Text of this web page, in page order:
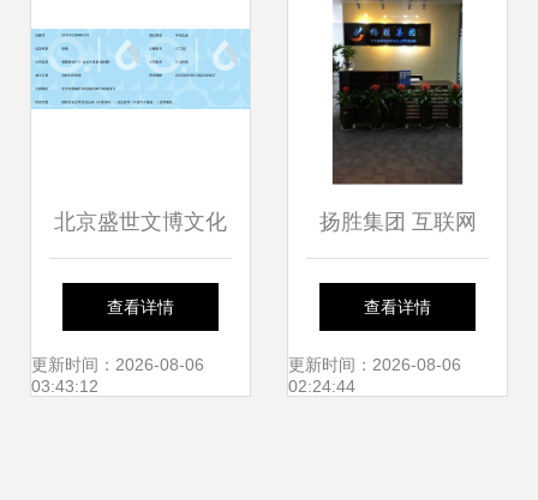
息技术咨询服务引
关注
北京盛世文博文化
发展有限公司信息
技术咨询服务解析
查看详情
更新时间：2026-08-06
03:43:12
扬胜集团 互联网
+时代为企业发展
助力护航
查看详情
更新时间：2026-08-06
02:24:44